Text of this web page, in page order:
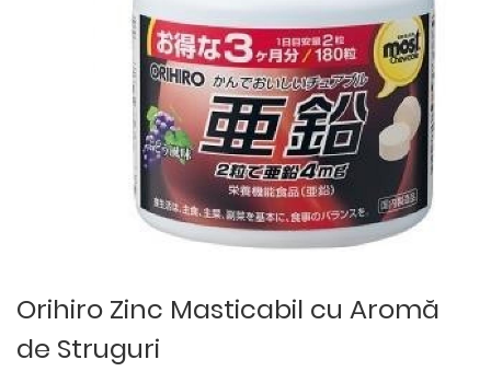
Orihiro Zinc Masticabil cu Aromă
de Struguri